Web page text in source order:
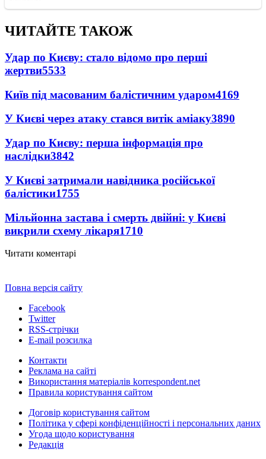
ЧИТАЙТЕ ТАКОЖ
Удар по Києву: стало відомо про перші
жертви5533
Київ під масованим балістичним ударом4169
У Києві через атаку стався витік аміаку3890
Удар по Києву: перша інформація про
наслідки3842
У Києві затримали навідника російської
балістики1755
Мільйонна застава і смерть двійні: у Києві
викрили схему лікаря1710
Читати коментарі
Повна версія сайту
Facebook
Twitter
RSS-стрічки
E-mail розсилка
Контакти
Реклама на сайті
Використання матеріалів korrespondent.net
Правила користування сайтом
Договір користування сайтом
Політика у сфері конфіденційності і персональних даних
Угода щодо користування
Редакція